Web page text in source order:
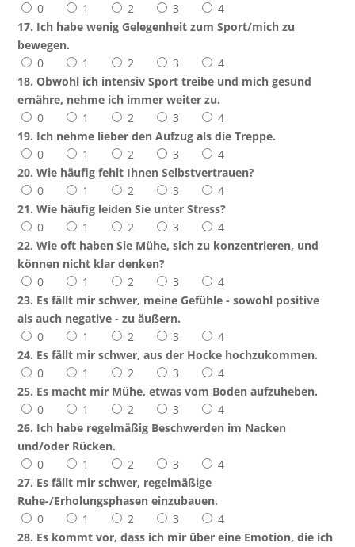
0
1 2 3
4
17. Ich habe wenig Gelegenheit zum Sport/mich zu
bewegen.
0
1 2 3
4
18. Obwohl ich intensiv Sport treibe und mich gesund
ernähre, nehme ich immer weiter zu.
0
1 2 3
4
19. Ich nehme lieber den Aufzug als die Treppe.
0
1 2 3
4
20. Wie häufig fehlt Ihnen Selbstvertrauen?
0
1 2 3
4
21. Wie häufig leiden Sie unter Stress?
0
1 2 3
4
22. Wie oft haben Sie Mühe, sich zu konzentrieren, und
können nicht klar denken?
0
1 2 3
4
23. Es fällt mir schwer, meine Gefühle - sowohl positive
als auch negative - zu äußern.
0
1 2 3
4
24. Es fällt mir schwer, aus der Hocke hochzukommen.
0
1 2 3
4
25. Es macht mir Mühe, etwas vom Boden aufzuheben.
0
1 2 3
4
26. Ich habe regelmäßig Beschwerden im Nacken
und/oder Rücken.
0
1 2 3
4
27. Es fällt mir schwer, regelmäßige
Ruhe-/Erholungsphasen einzubauen.
0
1 2 3
4
28. Es kommt vor, dass ich mir über eine Emotion, die ich